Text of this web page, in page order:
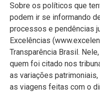
Sobre os políticos que
podem ir se informando
processos e pendências
Excelências
Transparência Brasil.
quem foi citado nos
as variações
as viagens feitas com o